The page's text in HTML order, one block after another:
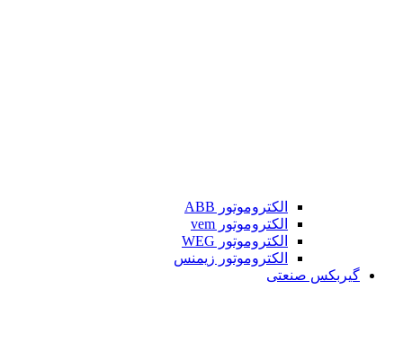
الکتروموتور ABB
الکتروموتور vem
الکتروموتور WEG
الکتروموتور زیمنس
گیربکس صنعتی